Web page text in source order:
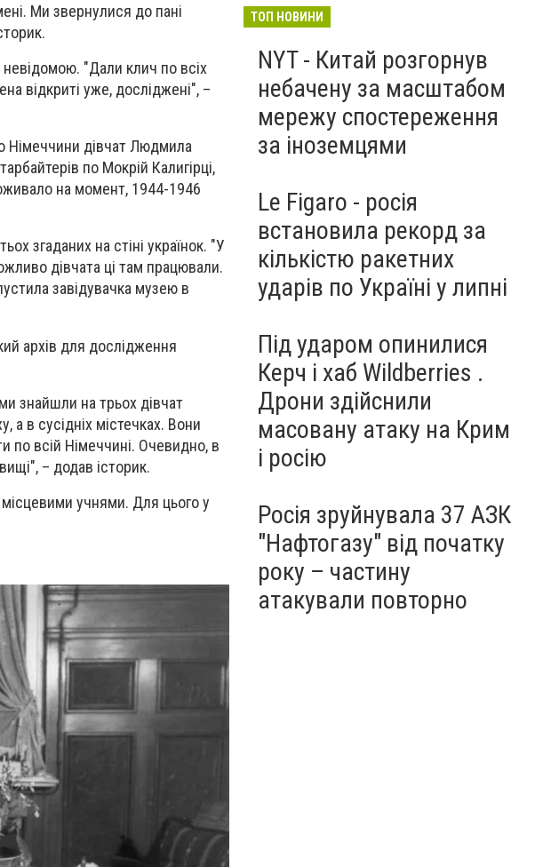
Ми звернулися до пані
невідомою. "Дали клич по всіх
відкриті уже, досліджені", –
Німеччини дівчат Людмила
по Мокрій Калигірці,
на момент, 1944-1946
згаданих на стіні українок. "У
дівчата ці там працювали.
завідувачка музею в
архів для дослідження
знайшли на трьох дівчат
а в сусідніх містечках. Вони
по всій Німеччині. Очевидно, в
– додав історик.
учнями. Для цього у
ТОП НОВИНИ
NYT - Китай розгорнув
небачену за масштабом
мережу спостереження
за іноземцями
Le Figaro - росія
встановила рекорд за
кількістю ракетних
ударів по Україні у липні
Під ударом опинилися
Керч і хаб Wildberries .
Дрони здійснили
масовану атаку на Крим
і росію
Росія зруйнувала 37 АЗК
"Нафтогазу" від початку
року – частину
атакували повторно